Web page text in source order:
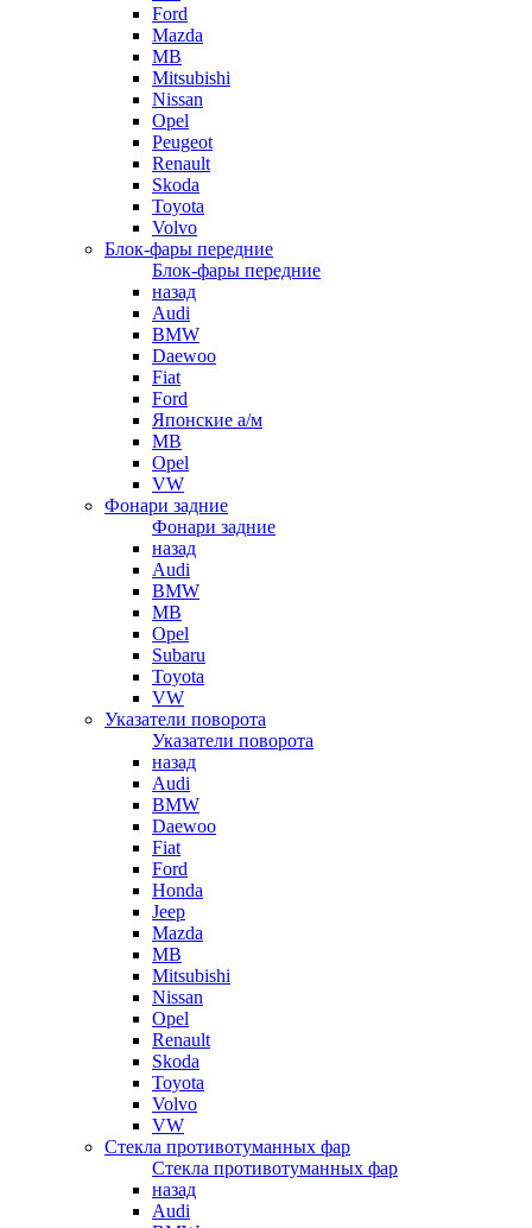
Ford
Mazda
MB
Mitsubishi
Nissan
Opel
Peugeot
Renault
Skoda
Toyota
Volvo
Блок-фары передние
Блок-фары передние
назад
Audi
BMW
Daewoo
Fiat
Ford
Японские а/м
MB
Opel
VW
Фонари задние
Фонари задние
назад
Audi
BMW
MB
Opel
Subaru
Toyota
VW
Указатели поворота
Указатели поворота
назад
Audi
BMW
Daewoo
Fiat
Ford
Honda
Jeep
Mazda
MB
Mitsubishi
Nissan
Opel
Renault
Skoda
Toyota
Volvo
VW
Стекла противотуманных фар
Стекла противотуманных фар
назад
Audi